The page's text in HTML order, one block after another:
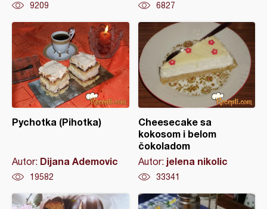
9209 6827
Pychotka (Pihotka)
Autor: Dijana Ademovic
19582
Cheesecake sa
kokosom i belom
čokoladom
Autor: jelena nikolic
33341